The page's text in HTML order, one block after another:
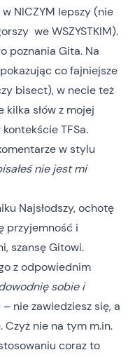
NICZYM lepszy (nie
we WSZYSTKIM).
poznania Gita. Na
pokazując co fajniejsze
bisect), w necie też
słów z mojej
TFSa.
w stylu
nie jest mi
Najsłodszy, ochotę
przyjemność i
szansę Gitowi.
z odpowiednim
sobie i
– nie zawiedziesz się, a
Czyż nie na tym m.in.
coraz to